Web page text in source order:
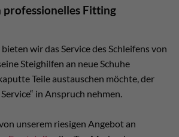
Fitting
wir das Service des Schleifens von
Steighilfen an neue Schuhe
Teile austauschen möchte, der
in Anspruch nehmen.
unserem riesigen Angebot an